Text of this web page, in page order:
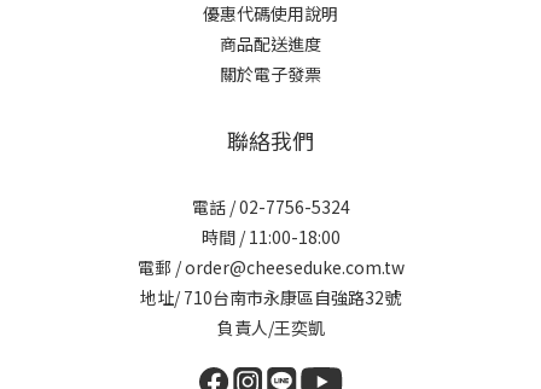
優惠代碼使用說明
商品配送進度
關於電子發票
聯絡我們
電話 / 02-7756-5324
時間 / 11:00-18:00
電郵 / order@cheeseduke.com.tw
地址/ 710台南市永康區自強路32號
負責人/王奕凱